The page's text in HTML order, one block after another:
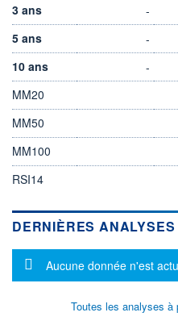
3 ans
-
5 ans
-
10 ans
-
MM20
MM50
MM100
RSI14
DERNIÈRES ANALYSES
Message d'information
Aucune donnée n'est
Toutes les analyses à